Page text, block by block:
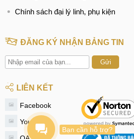
Chính sách đại lý linh, phụ kiện
ĐĂNG KÝ NHẬN BẢNG TIN
Gửi
LIÊN KẾT
Facebook
Youtube
Bạn cần hỗ trợ?